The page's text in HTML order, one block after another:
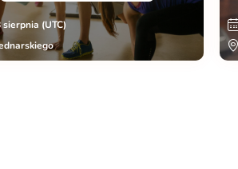
sierpnia (UTC)